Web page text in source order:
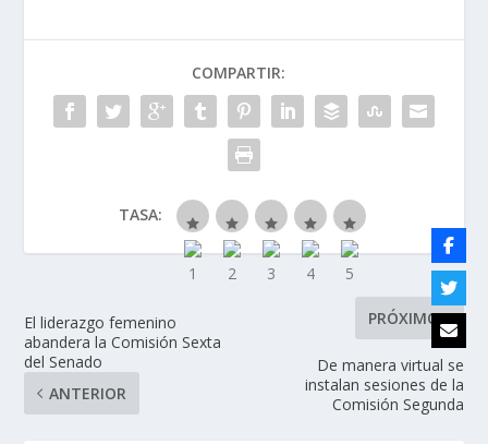
COMPARTIR:
TASA:
El liderazgo femenino
abandera la Comisión Sexta
del Senado
ANTERIOR
PRÓXIMO
De manera virtual se
instalan sesiones de la
Comisión Segunda